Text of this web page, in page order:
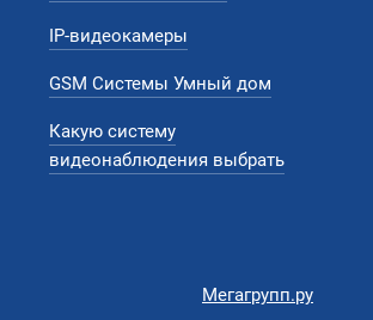
IP-видеокамеры
GSM Системы Умный дом
Какую систему
видеонаблюдения выбрать
Мегагрупп.ру